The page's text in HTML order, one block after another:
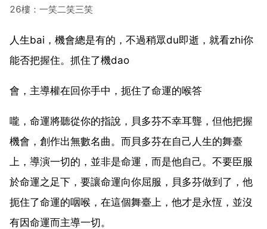
26樓：一笑二笑三笑
人生bai，機會總是有的，不過稍眾du即逝，就看zhi你
能否把握住。抓住了機dao
會，主導權在回你手中，扼住了命運的喉答
嚨，命運將聽從你的指說，貝多芬不幸耳聾，但他把握
機會，創作出無數名曲。而貝多芬在自己人生的舞臺
上，導演一切的，並非是命運，而是他自己。不要臣服
於命運之足下，要讓命運向你屈服，貝多芬做到了，他
扼住了命運的咽喉，在這個舞臺上，他才是永恆，並沒
有因命運而主導一切。